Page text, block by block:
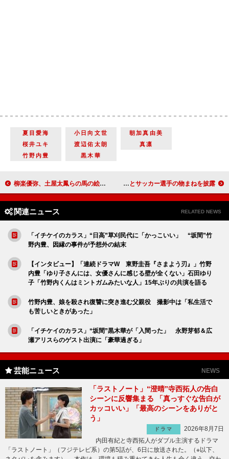
夏目愛海 小日向文世
朝加真由美
桜井ユキ
渡辺佑太朗
真凛
竹野内豊
黒木華
柳楽優弥、土屋太鳳らの馬の絵がオンライン美術館で展示 土屋「馬たちへの感謝と願いを込めて描いた」 薮宏太「本人の前でやるのは地獄…」 知念侑李とサッカー選手の物まねを披露
関連ニュース RELATED NEWS
「イチケイのカラス」“日高”草刈民代に「かっこいい」 “坂間”竹
野内豊、因縁の事件が予想外の結末
【インタビュー】「連続ドラマW 東野圭吾『さまよう刃』」竹野
内豊「ゆり子さんには、女優さんに感じる壁が全くない」石田ゆり
子「竹野内くんはミントガムみたいな人」15年ぶりの共演を語る
竹野内豊、娘を殺され復讐に突き進む父親役 撮影中は「私生活で
も苦しいときがあった」
「イチケイのカラス」“坂間”黒木華が「入間った」 永野芽郁＆広
瀬アリスらのゲスト出演に「豪華過ぎる」
芸能ニュース NEWS
「ラストノート」“澄晴”寺西拓人の告白
シーンに反響集まる 「真っすぐな告白が
カッコいい」「最高のシーンをありがと
う」
ドラマ
2026年8月7日
内田有紀と寺西拓人がダブル主演するドラマ
「ラストノート」（フジテレビ系）の第5話が、6日に放送された。（※以下、